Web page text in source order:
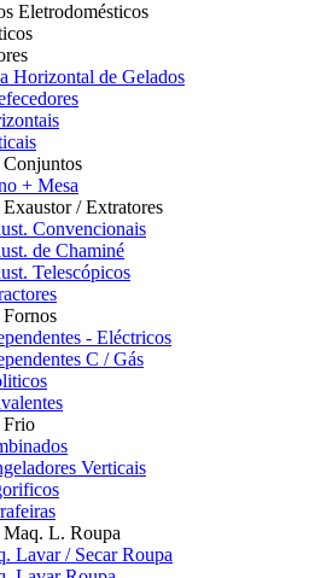
Eletrodomésticos
Horizontal de Gelados
Conjuntos
+ Mesa
/ Extratores
Convencionais
de Chaminé
Telescópicos
Fornos
- Eléctricos
C / Gás
Frio
Verticais
Maq. L. Roupa
Lavar / Secar Roupa